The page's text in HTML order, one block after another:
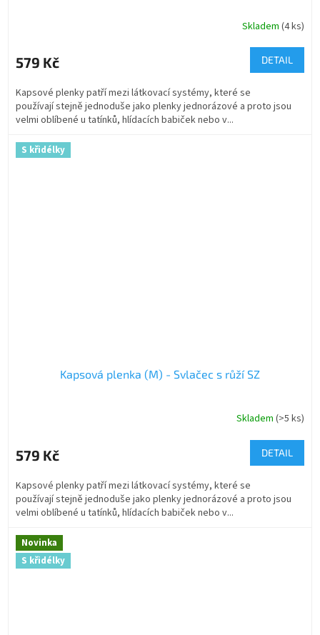
Skladem (4 ks)
579 Kč DETAIL
Kapsové plenky patří mezi látkovací systémy, které se
používají stejně jednoduše jako plenky jednorázové a proto jsou
velmi oblíbené u tatínků, hlídacích babiček nebo v...
S křidélky
Kapsová plenka (M) - Svlačec s růží SZ
Skladem (>5 ks)
579 Kč DETAIL
Kapsové plenky patří mezi látkovací systémy, které se
používají stejně jednoduše jako plenky jednorázové a proto jsou
velmi oblíbené u tatínků, hlídacích babiček nebo v...
Novinka
S křidélky